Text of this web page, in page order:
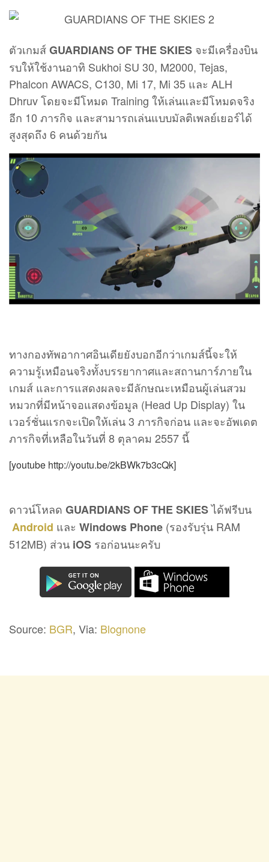
ตัวเกมส์GUARDIANS OF THE SKIES จะมีเครื่องบิน
รบให้ใช้งานอาทิ Sukhoi SU 30, M2000, Tejas,
Phalcon AWACS, C130, Mi 17, Mi 35 และ ALH
Dhruv โดยจะมีโหมด Training ให้เล่นและมีโหมดจริง
อีก 10 ภารกิจ และสามารถเล่นแบบมัลติเพลย์เยอร์ได้
สูงสุดถึง 6 คนด้วยกัน
ทางกองทัพอากาศอินเดียยังบอกอีกว่าเกมส์นี้จะให้
ความรู้เหมือนจริงทั้งบรรยากาศและสถานการ์ภายใน
เกมส์ และการแสดงผลจะมีลักษณะเหมือนผู้เล่นสวม
หมวกที่มีหน้าจอแสดงข้อมูล (Head Up Display) ใน
เวอร์ชั่นแรกจะเปิดให้เล่น 3 ภารกิจก่อน และจะอัพเดต
ภารกิจที่เหลือในวันที่ 8 ตุลาคม 2557 นี้
[youtube http://youtu.be/2kBWk7b3cQk]
ดาวน์โหลด GUARDIANS OF THE SKIESได้ฟรีบน
Android และ Windows Phone (รองรับรุ่น RAM
512MB) ส่วน iOS รอก่อนนะครับ
Source: BGR, Via: Blognone